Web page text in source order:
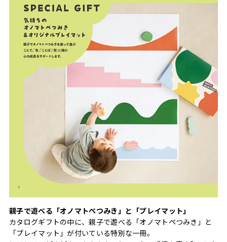
親子で遊べる「オノマトぺつみき」と「プレイマット」
カタログギフトの中に、親子で遊べる「オノマトペつみき」と
「プレイマット」が付いている特別な一冊。